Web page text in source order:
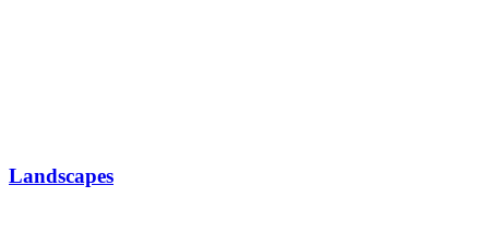
Landscapes